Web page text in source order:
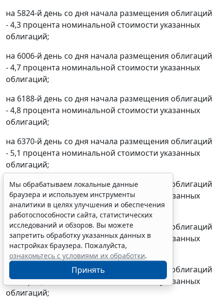
на 5824-й день со дня начала размещения облигаций
- 4,3 процента номинальной стоимости указанных
облигаций;
на 6006-й день со дня начала размещения облигаций
- 4,7 процента номинальной стоимости указанных
облигаций;
на 6188-й день со дня начала размещения облигаций
- 4,8 процента номинальной стоимости указанных
облигаций;
на 6370-й день со дня начала размещения облигаций
- 5,1 процента номинальной стоимости указанных
облигаций;
на 6552-й день со дня начала размещения облигаций
- 5,4 процента номинальной стоимости указанных
облигаций;
на 6734-й день со дня начала размещения облигаций
- 5,6 процента номинальной стоимости указанных
облигаций;
на 6916-й день со дня начала размещения облигаций
- 5,9 процента номинальной стоимости указанных
облигаций;
Мы обрабатываем локальные данные
браузера и используем инструменты
аналитики в целях улучшения и обеспечения
работоспособности сайта, статистических
исследований и обзоров. Вы можете
запретить обработку указанных данных в
настройках браузера. Пожалуйста,
ознакомьтесь с условиями их обработки.
Принять